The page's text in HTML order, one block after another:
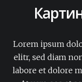
Lorem ipsum
elitr, sed diam
labore et dolore